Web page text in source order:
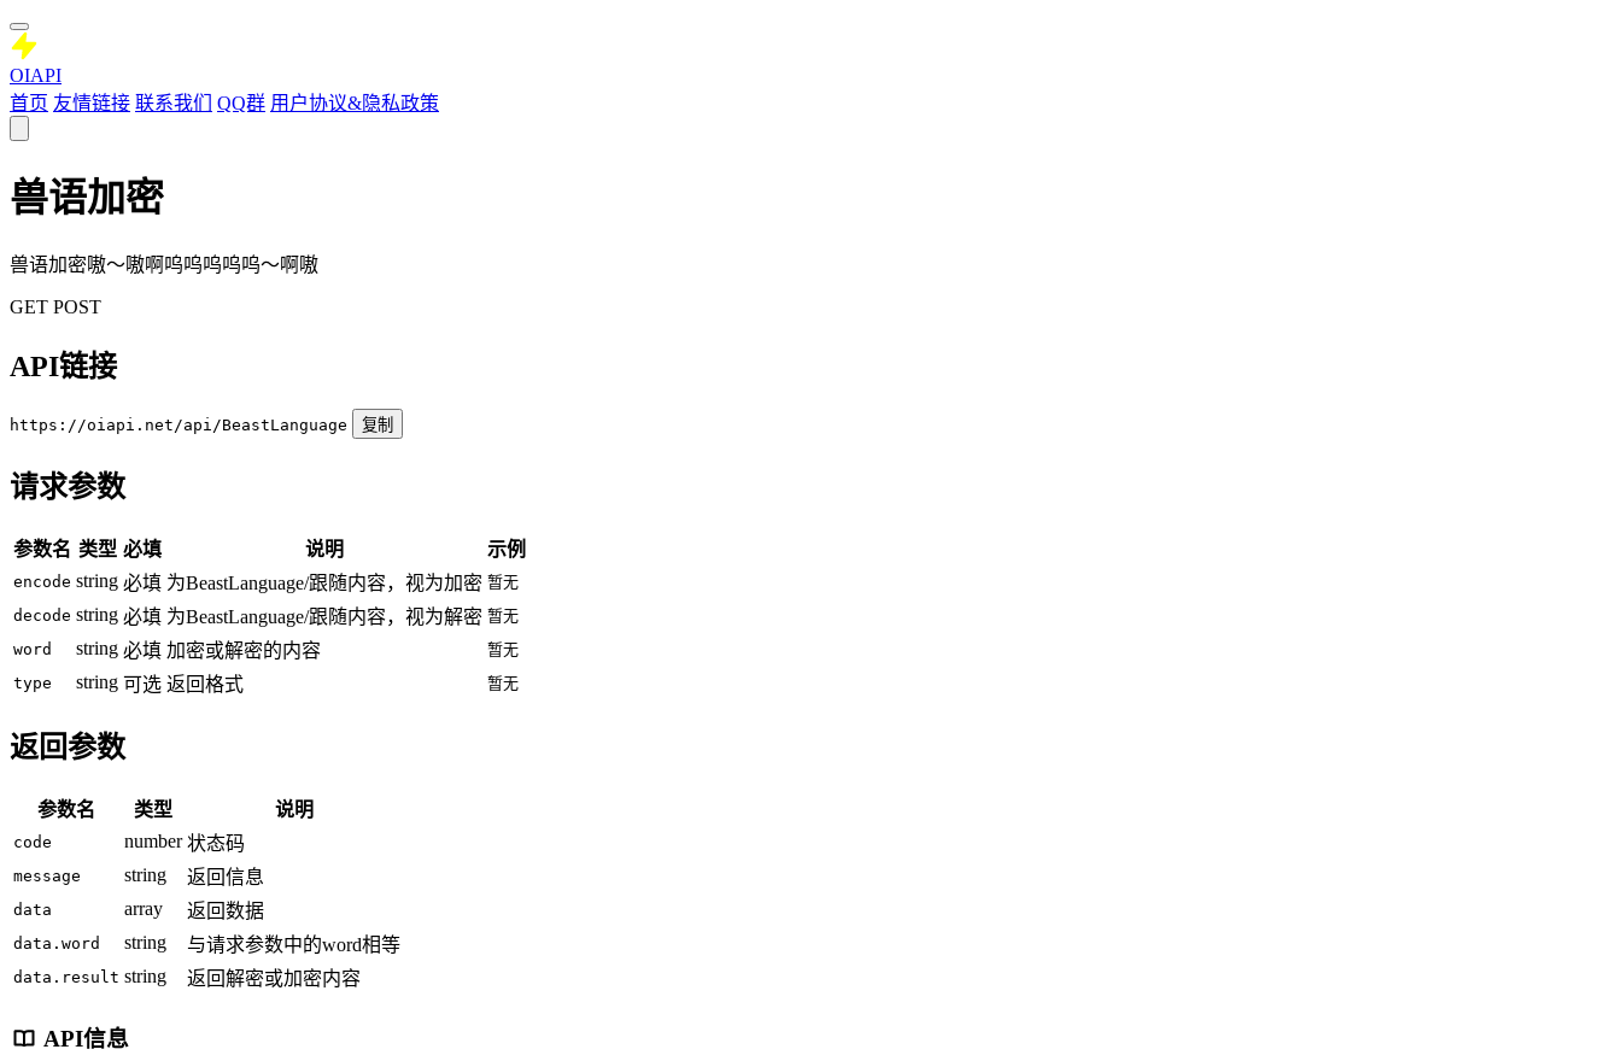
OIAPI
首页 友情链接 联系我们 QQ群 用户协议&隐私政策
兽语加密
兽语加密嗷～嗷啊呜呜呜呜呜～啊嗷
GET POST
API链接
https://oiapi.net/api/BeastLanguage 复制
请求参数
参数名 类型 必填 说明 示例
encode string 必填 为BeastLanguage/跟随内容，视为加密 暂无
decode string 必填 为BeastLanguage/跟随内容，视为解密 暂无
word
string 必填 加密或解密的内容
暂无
type
string 可选 返回格式 暂无
返回参数
参数名 类型 说明
code number 状态码
message string 返回信息
data array 返回数据
data.word string 与请求参数中的word相等
data.result string 返回解密或加密内容
API信息